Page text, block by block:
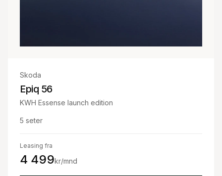
Skoda
Epiq 56
KWH Essense launch edition
5 seter
Leasing fra
4 499kr/mnd